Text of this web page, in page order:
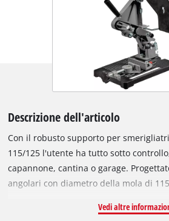
Descrizione dell'articolo
Con il robusto supporto per
115/125 l'utente ha tutto sotto
capannone, cantina o garage.
angolari con diametro della mola di
un pratico assistente quando si tratta
Vedi altre